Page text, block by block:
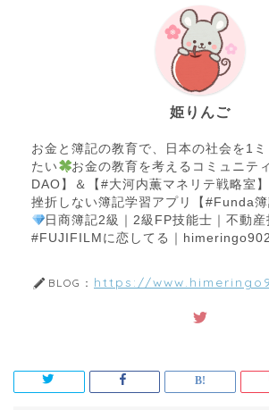
姫りんご
お金と簿記の教育で、日本の社会を1
たい
お金の教育を考えるコミュニテ
DAO】＆【#大河内薫マネリテ戦略室
挫折しない簿記学習アプリ【#Funda
日商簿記2級｜2級FP技能士｜不動産
#FUJIFILMに恋してる｜
BLOG： https://